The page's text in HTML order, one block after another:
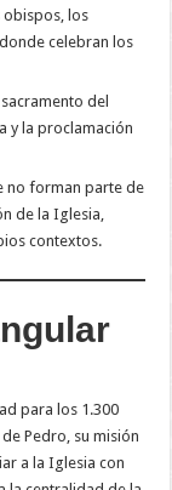
obispos, los
celebran los
del
y la proclamación
no forman parte de
de la Iglesia,
contextos.
para los 1.300
Pedro, su misión
a la Iglesia con